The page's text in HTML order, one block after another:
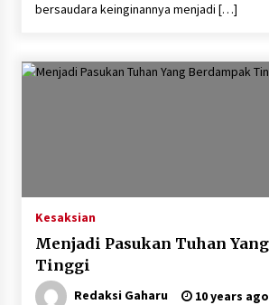
bersaudara keinginannya menjadi […]
Kesaksian
Menjadi Pasukan Tuhan
Tinggi
Redaksi Gaharu 10 years ago